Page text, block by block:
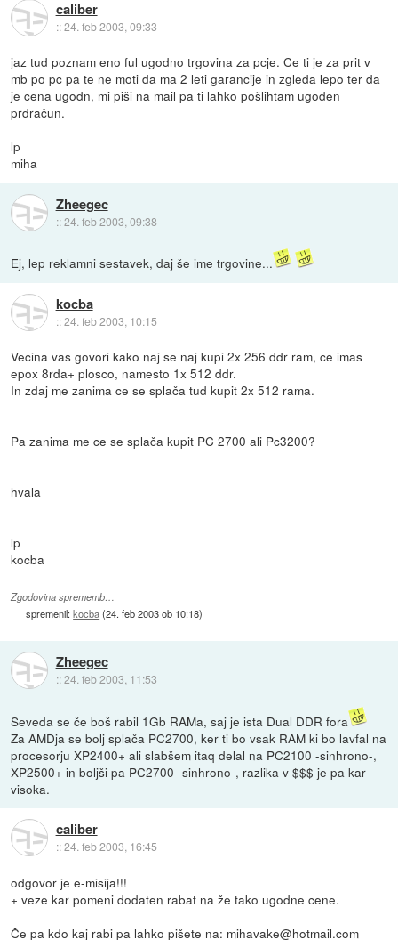
caliber
::24. feb 2003, 09:33
jaz tud poznam eno ful ugodno trgovina za pcje. Ce ti je za prit v
mb po pc pa te ne moti da ma 2 leti garancije in zgleda lepo ter da
je cena ugodn, mi piši na mail pa ti lahko pošlihtam ugoden
prdračun.
lp
miha
Zheegec
::24. feb 2003, 09:38
Ej, lep reklamni sestavek, daj še ime trgovine...
kocba
::24. feb 2003, 10:15
Vecina vas govori kako naj se naj kupi 2x 256 ddr ram, ce imas
epox 8rda+ plosco, namesto 1x 512 ddr.
In zdaj me zanima ce se splača tud kupit 2x 512 rama.
Pa zanima me ce se splača kupit PC 2700 ali Pc3200?
hvala
lp
kocba
Zgodovina sprememb…
spremenil:kocba(24. feb 2003 ob 10:18)
Zheegec
::24. feb 2003, 11:53
Seveda se če boš rabil 1Gb RAMa, saj je ista Dual DDR fora
Za AMDja se bolj splača PC2700, ker ti bo vsak RAM ki bo lavfal na
procesorju XP2400+ ali slabšem itaq delal na PC2100 -sinhrono-,
XP2500+ in boljši pa PC2700 -sinhrono-, razlika v $$$ je pa kar
visoka.
caliber
::24. feb 2003, 16:45
odgovor je e-misija!!!
+ veze kar pomeni dodaten rabat na že tako ugodne cene.
Če pa kdo kaj rabi pa lahko pišete na: mihavake@hotmail.com